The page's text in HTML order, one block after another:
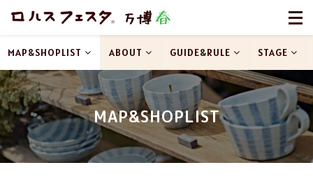
MAP&SHOPLIST
MAP&SHOPLIST ABOUT GUIDE&RULE STAGE